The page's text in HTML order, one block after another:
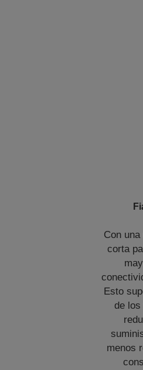
Con
corta
Esto
de
menos